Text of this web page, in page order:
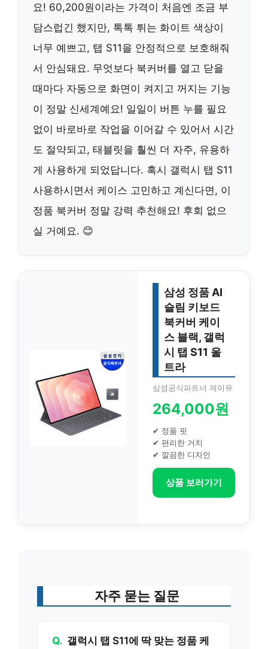
요! 60,200원이라는 가격이 처음엔 조금 부
담스럽긴 했지만, 톡톡 튀는 화이트 색상이
너무 예쁘고, 탭 S11을 안정적으로 보호해줘
서 안심돼요. 무엇보다 북커버를 열고 닫을
때마다 자동으로 화면이 켜지고 꺼지는 기능
이 정말 신세계예요! 일일이 버튼 누를 필요
없이 바로바로 작업을 이어갈 수 있어서 시간
도 절약되고, 태블릿을 훨씬 더 자주, 유용하
게 사용하게 되었답니다. 혹시 갤럭시 탭 S11
사용하시면서 케이스 고민하고 계신다면, 이
정품 북커버 정말 강력 추천해요! 후회 없으
실 거예요. 😊
삼성 정품 AI
슬림 키보드
북커버 케이
스 블랙, 갤럭
시 탭 S11 울
트라
삼성공식파트너 제이유
264,000원
✔ 정품 핏
✔ 편리한 거치
✔ 깔끔한 디자인
상품 보러가기
자주 묻는 질문
Q. 갤럭시 탭 S11에 딱 맞는 정품 케